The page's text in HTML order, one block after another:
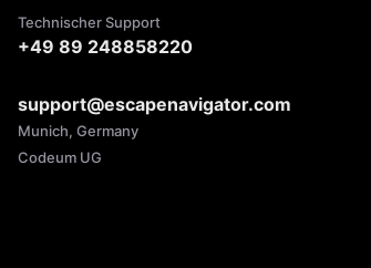
Technischer Support
+49 89 248858220
support@escapenavigator.com
Munich, Germany
Codeum UG